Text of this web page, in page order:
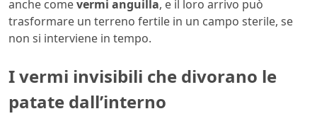
anche comevermi anguilla, e il loro arrivo può
trasformare un terreno fertile in un campo sterile, se
non si interviene in tempo.
I vermi invisibili che divorano le
patate dall’interno